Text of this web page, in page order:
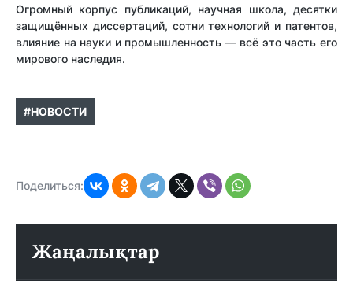
Огромный корпус публикаций, научная школа, десятки
защищённых диссертаций, сотни технологий и патентов,
влияние на науки и промышленность — всё это часть его
мирового наследия.
#НОВОСТИ
Поделиться:
Жаңалықтар